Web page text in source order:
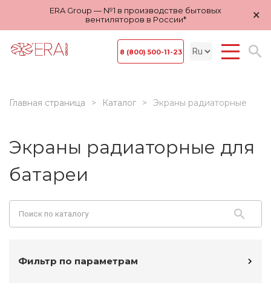
ERA Group — №1 в производстве бытовых
вентиляторов в России*
×
8 (800) 500-11-23
Главная страница Каталог Экраны радиаторные
Экраны радиаторные для
батареи
Фильтр по параметрам